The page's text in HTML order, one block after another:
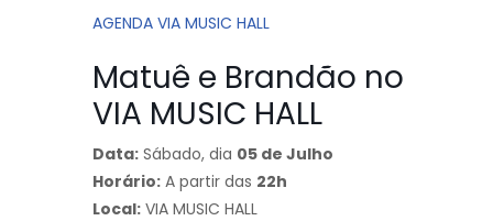
AGENDA VIA MUSIC HALL
Matuê e Brandão no
VIA MUSIC HALL
Data: Sábado, dia 05 de Julho
Horário: A partir das 22h
Local: VIA MUSIC HALL